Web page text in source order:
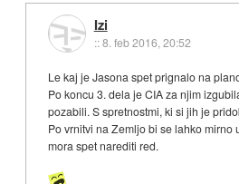
Izi
::8. feb 2016, 20:52
Le kaj je Jasona spet prignalo na
Po koncu 3. dela je CIA za njim
pozabili. S spretnostmi, ki si jih je
Po vrnitvi na Zemljo bi se lahko
mora spet narediti red.